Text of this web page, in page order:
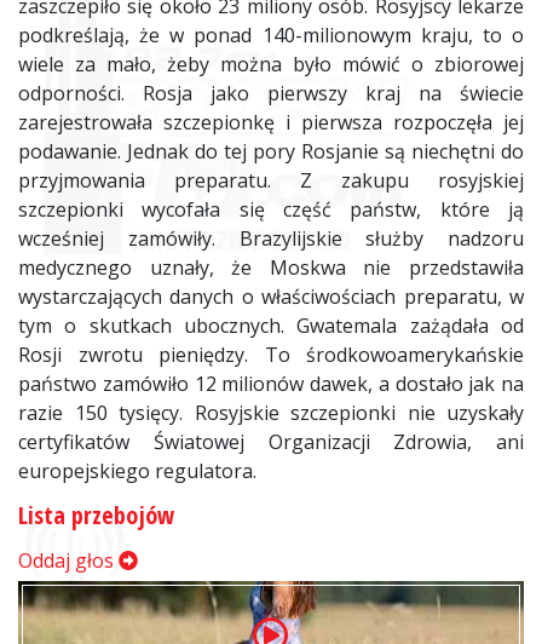
zaszczepiło się około 23 miliony osób. Rosyjscy lekarze
podkreślają, że w ponad 140-milionowym kraju, to o
wiele za mało, żeby można było mówić o zbiorowej
odporności. Rosja jako pierwszy kraj na świecie
zarejestrowała szczepionkę i pierwsza rozpoczęła jej
podawanie. Jednak do tej pory Rosjanie są niechętni do
przyjmowania preparatu. Z zakupu rosyjskiej
szczepionki wycofała się część państw, które ją
wcześniej zamówiły. Brazylijskie służby nadzoru
medycznego uznały, że Moskwa nie przedstawiła
wystarczających danych o właściwościach preparatu, w
tym o skutkach ubocznych. Gwatemala zażądała od
Rosji zwrotu pieniędzy. To środkowoamerykańskie
państwo zamówiło 12 milionów dawek, a dostało jak na
razie 150 tysięcy. Rosyjskie szczepionki nie uzyskały
certyfikatów Światowej Organizacji Zdrowia, ani
europejskiego regulatora.
Lista przebojów
Oddaj głos